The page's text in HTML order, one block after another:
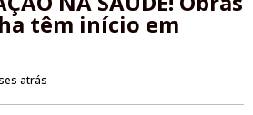
têm início em
atrás